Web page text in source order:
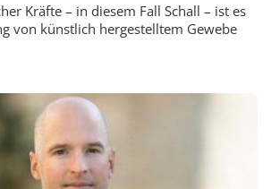
Kräfte – in diesem Fall Schall – ist es
von künstlich hergestelltem Gewebe